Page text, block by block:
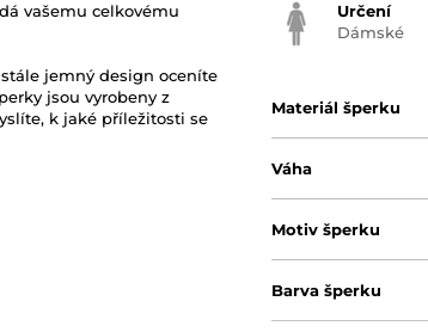
vašemu celkovému
jemný design oceníte
jsou vyrobeny z
k jaké příležitosti se
Určení
Dámské
Materiál šperku
Váha
Motiv šperku
Barva šperku